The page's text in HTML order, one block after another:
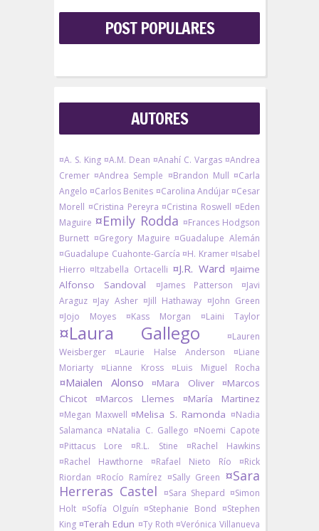
POST POPULARES
AUTORES
¤A. S. King ¤A.M. Dean ¤Anahí C. Vargas ¤Andrea
Cremer ¤Andrea Semple ¤Brandon Mull ¤Carla
Angelo ¤Carlos Benites ¤Carolina Andújar ¤Cesar
Morell ¤Cristina Pereyra ¤Cristina Roswell ¤Eden
Maguire ¤Emily Rodda ¤Frances Hodgson
Burnett ¤Gregory Maguire ¤Guadalupe Alemán
¤Guadalupe Cuahonte-García ¤H. Kramer ¤Isabel
Hierro ¤Itzabella Ortacelli ¤J.R. Ward ¤Jaime
Alfonso Sandoval
¤James Patterson
¤Javi
Araguz ¤Jay Asher ¤Jill Hathaway ¤John Green
¤Jojo Moyes
¤Kass Morgan ¤Laini Taylor
¤Laura Gallego
¤Lauren
Weisberger
¤Laurie Halse Anderson
¤Liane
Moriarty
¤Lianne Kross ¤Luis Miguel Rocha
¤Maialen Alonso ¤Mara Oliver
¤Marcos
Chicot
¤Marcos Llemes ¤María Martinez
¤Megan Maxwell ¤Melisa S. Ramonda ¤Nadia
Salamanca ¤Natalia C. Gallego ¤Noemi Capote
¤Pittacus Lore
¤R.L. Stine
¤Rachel Hawkins
¤Rachel Hawthorne
¤Rafael Nieto Río
¤Rick
Riordan ¤Rocío Ramírez ¤Sally Green ¤Sara
Herreras Castel
¤Sara Shepard ¤Simon
Holt ¤Sofía Olguín ¤Stephanie Bond ¤Stephen
King ¤Terah Edun ¤Ty Roth ¤Verónica Villanueva